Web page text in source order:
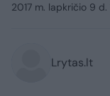
2017 m. lapkričio 9 d.
Lrytas.lt